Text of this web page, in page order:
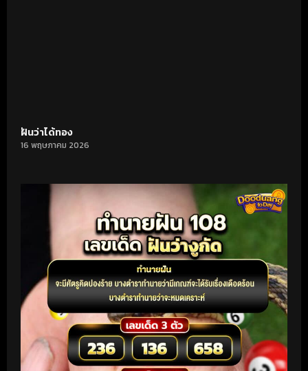
ฝันว่าได้ทอง
16 พฤษภาคม 2026